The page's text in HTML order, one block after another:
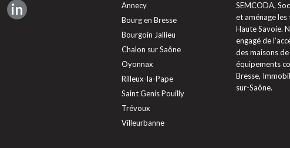
in
Annecy
Bourg en Bresse
Bourgoin Jallieu
Chalon sur Saône
Oyonnax
Rilleux-la-Pape
Saint Genis Pouilly
Trévoux
Villeurbanne
SEMCODA,
et aménage
Haute Savoie.
engagé de
des maisons
équipements
Bresse,
sur-Saône.
et de gérer vos paramètres de confidentialité, en garantissant la